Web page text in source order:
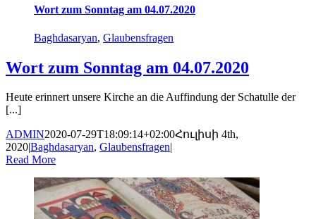
Wort zum Sonntag am 04.07.2020
Baghdasaryan, Glaubensfragen
Wort zum Sonntag am 04.07.2020
Heute erinnert unsere Kirche an die Auffindung der Schatulle der
[...]
ADMIN2020-07-29T18:09:14+02:00Հուլիսի 4th,
2020Baghdasaryan, Glaubensfragen
Read More